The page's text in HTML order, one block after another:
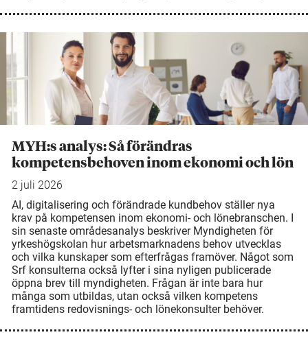
MYH:s analys: Så förändras
kompetensbehoven inom ekonomi och lön
2 juli 2026
AI, digitalisering och förändrade kundbehov ställer nya
krav på kompetensen inom ekonomi- och lönebranschen. I
sin senaste områdesanalys beskriver Myndigheten för
yrkeshögskolan hur arbetsmarknadens behov utvecklas
och vilka kunskaper som efterfrågas framöver. Något som
Srf konsulterna också lyfter i sina nyligen publicerade
öppna brev till myndigheten. Frågan är inte bara hur
många som utbildas, utan också vilken kompetens
framtidens redovisnings- och lönekonsulter behöver.